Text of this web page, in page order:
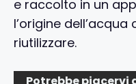
e raccolto in un
l’origine
riutilizzare.
Potrebbe piacervi